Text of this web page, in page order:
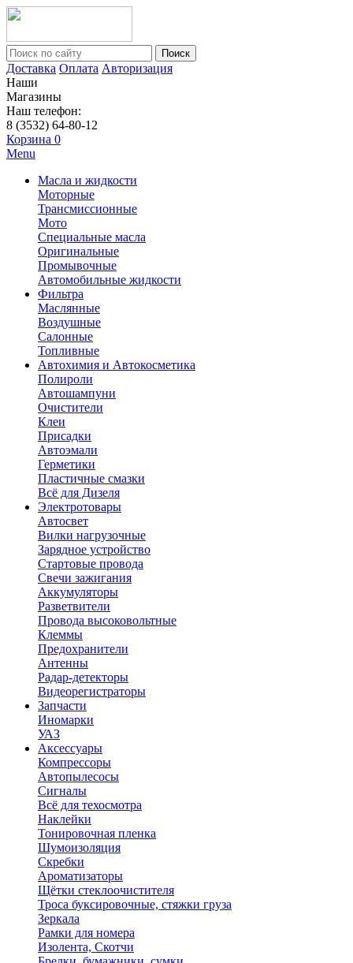
Поиск
Доставка Оплата Авторизация
Наши
Магазины
Наш телефон:
8 (3532) 64-80-12
Корзина 0
Menu
Масла и жидкости
Моторные
Трансмиссионные
Мото
Специальные масла
Оригинальные
Промывочные
Автомобильные жидкости
Фильтра
Маслянные
Воздушные
Салонные
Топливные
Автохимия и Автокосметика
Полироли
Автошампуни
Очистители
Клеи
Присадки
Автоэмали
Герметики
Пластичные смазки
Всё для Дизеля
Электротовары
Автосвет
Вилки нагрузочные
Зарядное устройство
Стартовые провода
Свечи зажигания
Аккумуляторы
Разветвители
Провода высоковольтные
Клеммы
Предохранители
Антенны
Радар-детекторы
Видеорегистраторы
Запчасти
Иномарки
УАЗ
Аксесcуары
Компрессоры
Автопылесосы
Сигналы
Всё для техосмотра
Наклейки
Тонировочная пленка
Шумоизоляция
Скребки
Ароматизаторы
Щётки стеклоочистителя
Троса буксировочные, стяжки груза
Зеркала
Рамки для номера
Изолента, Скотчи